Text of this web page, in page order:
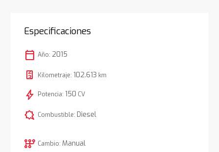
Especificaciones
calendar_today Año: 2015
Kilometraje: 102.613 km
bolt Potencia: 150 CV
comic_bubble Combustible: Diesel
auto_transmission Cambio: Manual